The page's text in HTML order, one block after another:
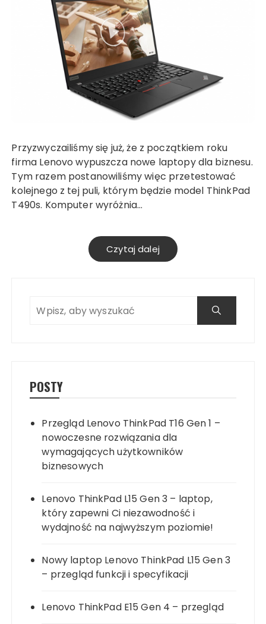
Przyzwyczailiśmy się już, że z początkiem roku
firma Lenovo wypuszcza nowe laptopy dla biznesu.
Tym razem postanowiliśmy więc przetestować
kolejnego z tej puli, którym będzie model ThinkPad
T490s. Komputer wyróżnia…
Czytaj dalej
POSTY
Przegląd Lenovo ThinkPad T16 Gen 1 –
nowoczesne rozwiązania dla
wymagających użytkowników
biznesowych
Lenovo ThinkPad L15 Gen 3 – laptop,
który zapewni Ci niezawodność i
wydajność na najwyższym poziomie!
Nowy laptop Lenovo ThinkPad L15 Gen 3
– przegląd funkcji i specyfikacji
Lenovo ThinkPad E15 Gen 4 – przegląd